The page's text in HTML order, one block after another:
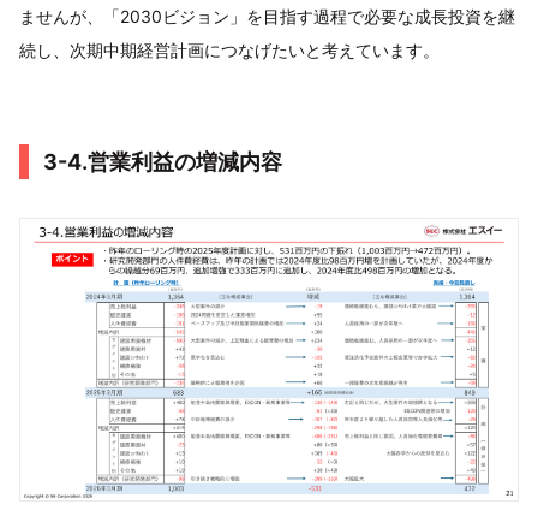
ませんが、「2030ビジョン」を目指す過程で必要な成長投資を継
続し、次期中期経営計画につなげたいと考えています。
3-4.営業利益の増減内容